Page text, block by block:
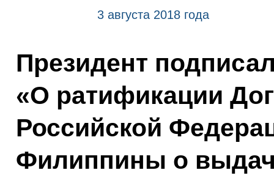
3 августа 2018 года
Президент
«О ратификации
Российской
Филиппины о